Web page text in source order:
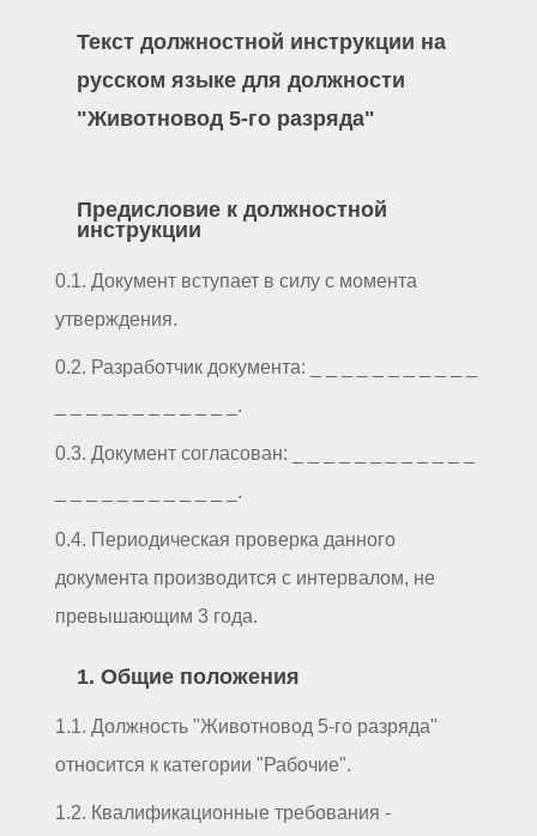
Текст должностной инструкции на
русском языке для должности
"Животновод 5-го разряда"
Предисловие к должностной
инструкции
0.1. Документ вступает в силу с момента
утверждения.
0.2. Разработчик документа: _ _ _ _ _ _ _ _ _ _ _
_ _ _ _ _ _ _ _ _ _ _ _.
0.3. Документ согласован: _ _ _ _ _ _ _ _ _ _ _ _
_ _ _ _ _ _ _ _ _ _ _ _.
0.4. Периодическая проверка данного
документа производится с интервалом, не
превышающим 3 года.
1. Общие положения
1.1. Должность "Животновод 5-го разряда"
относится к категории "Рабочие".
1.2. Квалификационные требования -